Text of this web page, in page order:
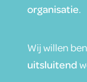
organisatie.
Wij willen
uitsluitend